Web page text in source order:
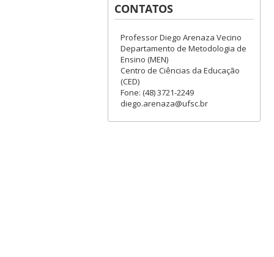
CONTATOS
Professor Diego Arenaza Vecino
Departamento de Metodologia de
Ensino (MEN)
Centro de Ciências da Educação
(CED)
Fone: (48) 3721-2249
diego.arenaza@ufsc.br